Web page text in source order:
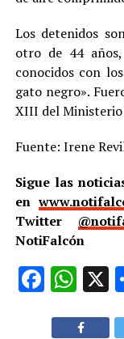
Los detenidos
otro de 44
conocidos con
gato negro».
XIII del Ministerio
Fuente: Irene
Sigue las
en
Twitter
NotiFalcón
X